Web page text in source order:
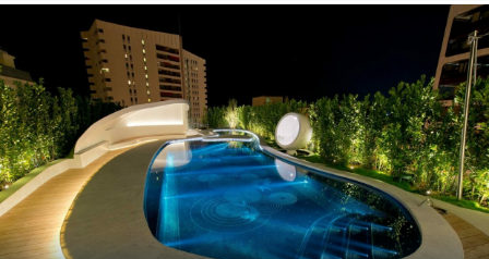
COLLEZIONI
MEDIA
CONTATTI
PORTO CERVO
Sardegna,Italia